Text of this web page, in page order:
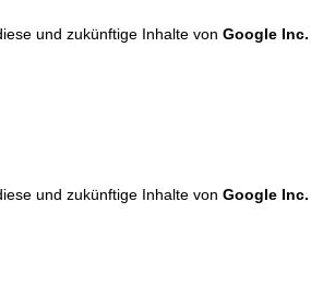
und zukünftige Inhalte von Google Inc.
und zukünftige Inhalte von Google Inc.